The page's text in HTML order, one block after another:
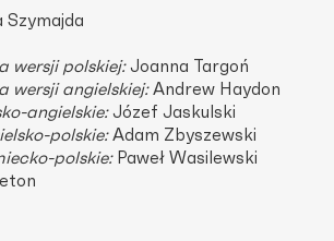
Szymajda
wersji polskiej:Joanna Targoń
wersji angielskiej:Andrew Haydon
angielskie:Józef Jaskulski
polskie:Adam Zbyszewski
polskie: Paweł Wasilewski